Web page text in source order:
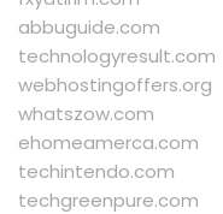
abbuguide.com
technologyresult.com
webhostingoffers.org
whatszow.com
ehomeamerca.com
techintendo.com
techgreenpure.com